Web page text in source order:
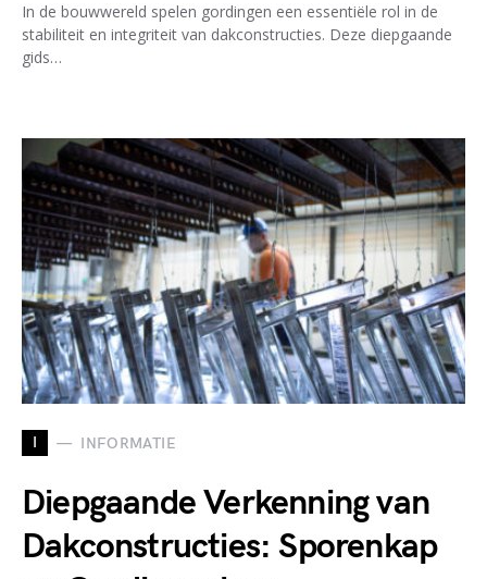
In de bouwwereld spelen gordingen een essentiële rol in de
stabiliteit en integriteit van dakconstructies. Deze diepgaande
gids…
I INFORMATIE
Diepgaande Verkenning van
Dakconstructies: Sporenkap